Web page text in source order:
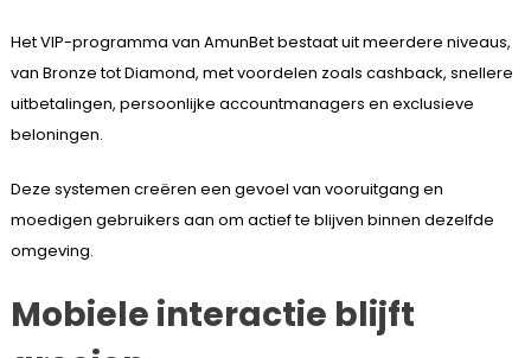
Het VIP-programma van AmunBet bestaat uit meerdere niveaus,
van Bronze tot Diamond, met voordelen zoals cashback, snellere
uitbetalingen, persoonlijke accountmanagers en exclusieve
beloningen.
Deze systemen creëren een gevoel van vooruitgang en
moedigen gebruikers aan om actief te blijven binnen dezelfde
omgeving.
Mobiele interactie blijft